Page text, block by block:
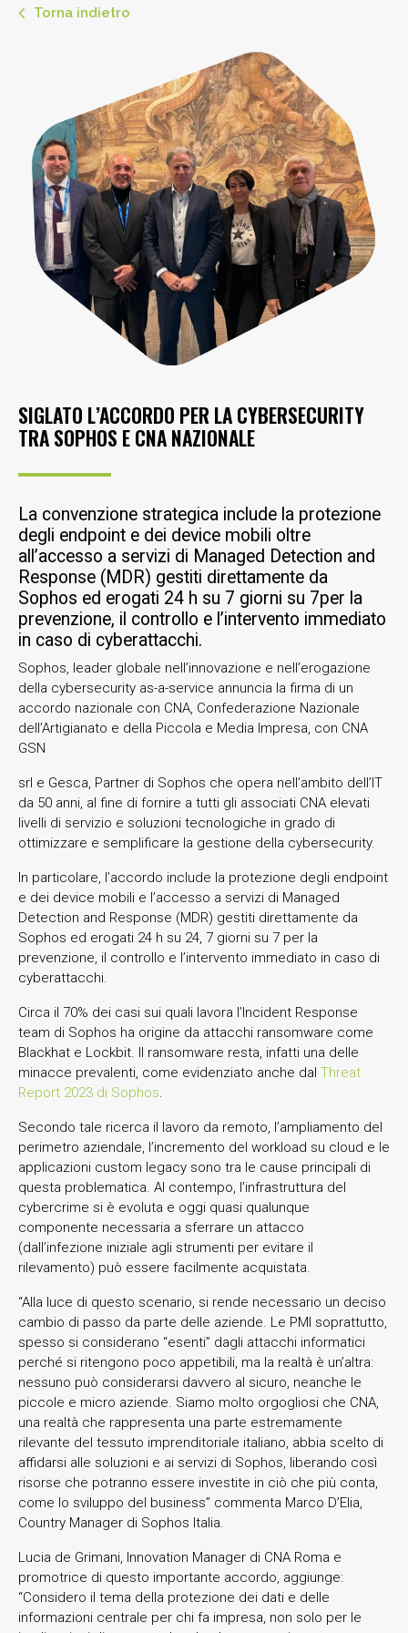
Torna indietro
SIGLATO L’ACCORDO PER LA CYBERSECURITY
TRA SOPHOS E CNA NAZIONALE
La convenzione strategica include la protezione
degli endpoint e dei device mobili oltre
all’accesso a servizi di Managed Detection and
Response (MDR) gestiti direttamente da
Sophos ed erogati 24 h su 7 giorni su 7per la
prevenzione, il controllo e l’intervento immediato
in caso di cyberattacchi.
Sophos, leader globale nell’innovazione e nell’erogazione
della cybersecurity as-a-service annuncia la firma di un
accordo nazionale con CNA, Confederazione Nazionale
dell’Artigianato e della Piccola e Media Impresa, con CNA
GSN
srl e Gesca, Partner di Sophos che opera nell’ambito dell’IT
da 50 anni, al fine di fornire a tutti gli associati CNA elevati
livelli di servizio e soluzioni tecnologiche in grado di
ottimizzare e semplificare la gestione della cybersecurity.
In particolare, l’accordo include la protezione degli endpoint
e dei device mobili e l’accesso a servizi di Managed
Detection and Response (MDR) gestiti direttamente da
Sophos ed erogati 24 h su 24, 7 giorni su 7 per la
prevenzione, il controllo e l’intervento immediato in caso di
cyberattacchi.
Circa il 70% dei casi sui quali lavora l’Incident Response
team di Sophos ha origine da attacchi ransomware come
Blackhat e Lockbit. Il ransomware resta, infatti una delle
minacce prevalenti, come evidenziato anche dal Threat
Report 2023 di Sophos.
Secondo tale ricerca il lavoro da remoto, l’ampliamento del
perimetro aziendale, l’incremento del workload su cloud e le
applicazioni custom legacy sono tra le cause principali di
questa problematica. Al contempo, l’infrastruttura del
cybercrime si è evoluta e oggi quasi qualunque
componente necessaria a sferrare un attacco
(dall’infezione iniziale agli strumenti per evitare il
rilevamento) può essere facilmente acquistata.
“Alla luce di questo scenario, si rende necessario un deciso
cambio di passo da parte delle aziende. Le PMI soprattutto,
spesso si considerano “esenti” dagli attacchi informatici
perché si ritengono poco appetibili, ma la realtà è un’altra:
nessuno può considerarsi davvero al sicuro, neanche le
piccole e micro aziende. Siamo molto orgogliosi che CNA,
una realtà che rappresenta una parte estremamente
rilevante del tessuto imprenditoriale italiano, abbia scelto di
affidarsi alle soluzioni e ai servizi di Sophos, liberando così
risorse che potranno essere investite in ciò che più conta,
come lo sviluppo del business” commenta Marco D’Elia,
Country Manager di Sophos Italia.
Lucia de Grimani, Innovation Manager di CNA Roma e
promotrice di questo importante accordo, aggiunge:
“Considero il tema della protezione dei dati e delle
informazioni centrale per chi fa impresa, non solo per le